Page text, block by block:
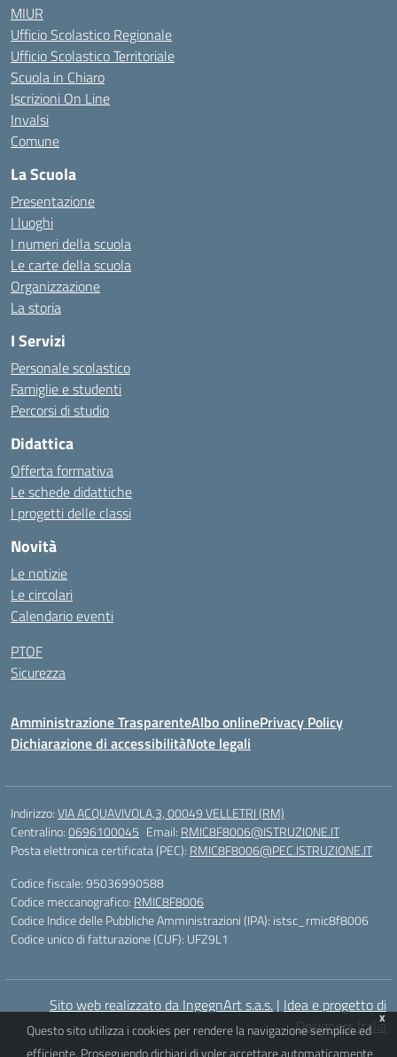
MIUR
Ufficio Scolastico Regionale
Ufficio Scolastico Territoriale
Scuola in Chiaro
Iscrizioni On Line
Invalsi
Comune
La Scuola
Presentazione
I luoghi
I numeri della scuola
Le carte della scuola
Organizzazione
La storia
I Servizi
Personale scolastico
Famiglie e studenti
Percorsi di studio
Didattica
Offerta formativa
Le schede didattiche
I progetti delle classi
Novità
Le notizie
Le circolari
Calendario eventi
PTOF
Sicurezza
Amministrazione TrasparenteAlbo onlinePrivacy Policy
Dichiarazione di accessibilitàNote legali
Indirizzo:VIA ACQUAVIVOLA,3, 00049 VELLETRI (RM)
Centralino:0696100045 Email: RMIC8F8006@ISTRUZIONE.IT
Posta elettronica certificata (PEC): RMIC8F8006@PEC.ISTRUZIONE.IT
Codice fiscale: 95036990588
Codice meccanografico: RMIC8F8006
Codice Indice delle Pubbliche Amministrazioni (IPA): istsc_rmic8f8006
Codice unico di fatturazione (CUF): UFZ9L1
Sito web realizzato da IngegnArt s.a.s. | Idea e progetto di
Designers Italia
x
Questo sito utilizza i cookies per rendere la navigazione semplice ed
efficiente. Proseguendo dichiari di voler accettare automaticamente